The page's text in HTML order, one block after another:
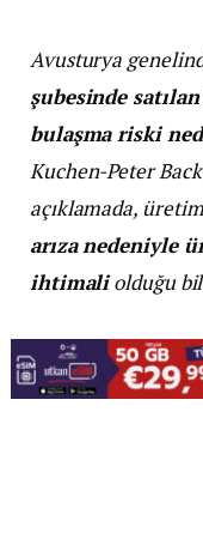
Avusturya
şubesinde
bulaşma riski
Kuchen-Peter
açıklamada,
arıza nedeniyle
ihtimaliolduğu